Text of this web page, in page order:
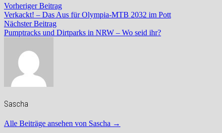
Beitragsnavigation
Vorheriger BeitragVorheriger
Beitrag:
Verkackt! – Das Aus für Olympia-MTB 2032 im Pott
Nächster BeitragNächster
Beitrag:
Pumptracks und Dirtparks in NRW – Wo seid ihr?
Sascha
Alle Beiträge ansehen von Sascha →